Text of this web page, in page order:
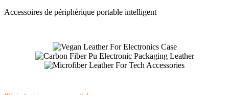
Accessoires de périphérique portable intelligent